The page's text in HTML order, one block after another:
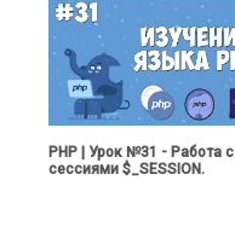
PHP | Урок №31 - Работа с
сессиями $_SESSION.